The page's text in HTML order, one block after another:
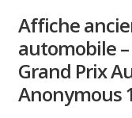
Affiche
automobile –
Grand Prix
Anonymous